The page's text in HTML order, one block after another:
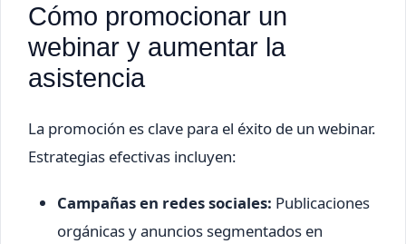
Cómo promocionar un
webinar y aumentar la
asistencia
La promoción es clave para el éxito de un webinar.
Estrategias efectivas incluyen:
Campañas en redes sociales: Publicaciones
orgánicas y anuncios segmentados en